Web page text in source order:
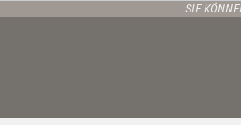
Hauptinhalt springen
Zur Suche springen
Zur Hauptnavigation springen
SIE